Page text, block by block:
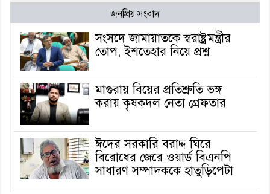
জনপ্রিয় সংবাদ
সংসদে জামায়াতকে স্বরাষ্ট্রমন্ত্রীর
তোপ, ইশতেহার নিয়ে প্রশ্ন
মাগুরায় বিয়ের প্রতিশ্রুতি ভঙ্গ
করায় কৃষকদল নেতা গ্রেফতার
ঈদের সরকারি বরাদ্দ ঘিরে
বিরোধের জেরে ওয়ার্ড বিএনপি
সাধারণ সম্পাদককে হাতুড়িপেটা